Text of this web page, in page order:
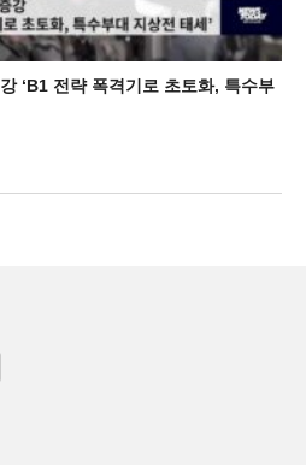
‘B1 전략 폭격기로 초토화, 특수부